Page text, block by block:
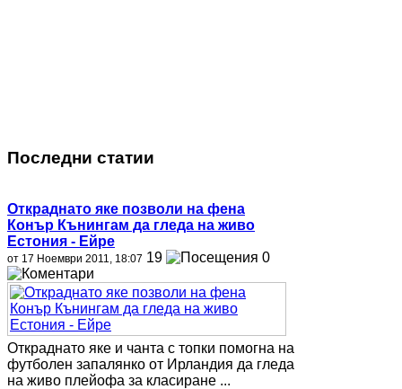
Последни статии
Откраднато яке позволи на фена
Конър Кънингам да гледа на живо
Естония - Ейре
от 17 Ноември 2011, 18:07 19 0
Откраднато яке и чанта с топки помогна на
футболен запалянко от Ирландия да гледа
на живо плейофа за класиране ...